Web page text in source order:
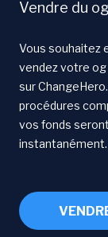
Vendre du og
Vous souhaitez
vendez votre
sur
procédures
vos fonds
instantanément.